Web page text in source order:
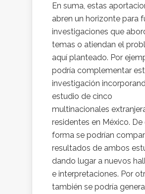
En suma, estas
abren un horizonte para
investigaciones que
temas o atiendan el
aquí planteado. Por
podría complementar
investigación
estudio de cinco
multinacionales
residentes en México. De
forma se podrían
resultados de ambos
dando lugar a nuevos
e interpretaciones. Por
también se podría